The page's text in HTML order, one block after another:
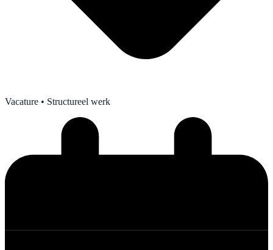
Vacature • Structureel werk